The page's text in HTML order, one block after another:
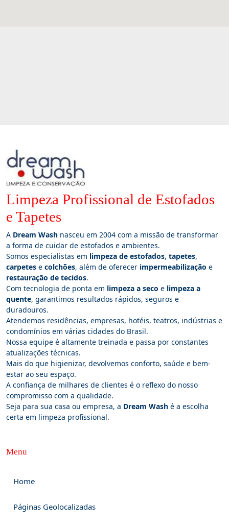
Limpeza Profissional de Estofados
e Tapetes
A Dream Wash nasceu em 2004 com a missão de transformar
a forma de cuidar de estofados e ambientes.
Somos especialistas em limpeza de estofados, tapetes,
carpetes e colchões, além de oferecer impermeabilização e
restauração de tecidos.
Com tecnologia de ponta em limpeza a seco e limpeza a
quente, garantimos resultados rápidos, seguros e
duradouros.
Atendemos residências, empresas, hotéis, teatros, indústrias e
condomínios em várias cidades do Brasil.
Nossa equipe é altamente treinada e passa por constantes
atualizações técnicas.
Mais do que higienizar, devolvemos conforto, saúde e bem-
estar ao seu espaço.
A confiança de milhares de clientes é o reflexo do nosso
compromisso com a qualidade.
Seja para sua casa ou empresa, a Dream Wash é a escolha
certa em limpeza profissional.
Menu
Home
Páginas Geolocalizadas